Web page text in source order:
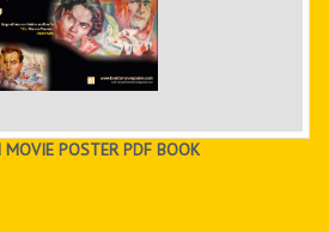
MOVIE POSTER PDF BOOK